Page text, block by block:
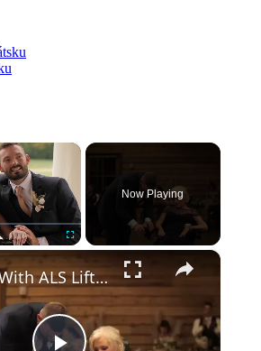
×
Now Playing
×
Mom With ALS Lifted To Her Feet To Dance With Son On Wedding Day | Happily TV